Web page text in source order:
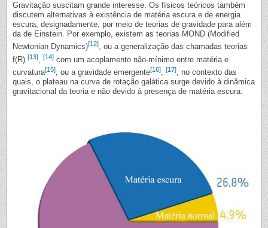
Gravitação suscitam grande interesse. Os físicos teóricos também
discutem alternativas à existência de matéria escura e de energia
escura, designadamente, por meio de teorias de gravidade para além
da de Einstein. Por exemplo, existem as teorias MOND (Modified
Newtonian Dynamics)[12], ou a generalização das chamadas teorias
f(R) [13], [14] com um acoplamento não-mínimo entre matéria e
curvatura[15], ou a gravidade emergente[16], [17], no contexto das
quais, o plateau na curva de rotação galática surge devido à dinâmica
gravitacional da teoria e não devido à presença de matéria escura.